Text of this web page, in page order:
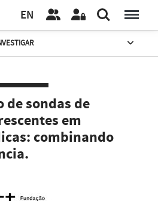
EN
sondas de
em
combinando